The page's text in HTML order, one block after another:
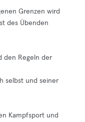
Grenzen wird
des Übenden
den Regeln der
selbst und seiner
Kampfsport und